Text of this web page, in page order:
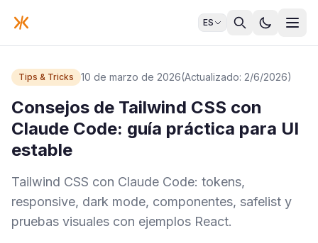
ES
Tips & Tricks 10 de marzo de 2026(Actualizado: 2/6/2026)
Consejos de Tailwind CSS con
Claude Code: guía práctica para UI
estable
Tailwind CSS con Claude Code: tokens,
responsive, dark mode, componentes, safelist y
pruebas visuales con ejemplos React.